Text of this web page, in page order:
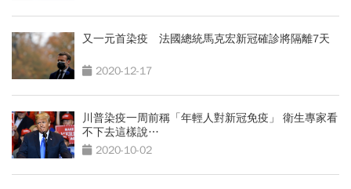
又一元首染疫 法國總統馬克宏新冠確診將隔離7天
2020-12-17
川普染疫一周前稱「年輕人對新冠免疫」 衛生專家看
不下去這樣說…
2020-10-02